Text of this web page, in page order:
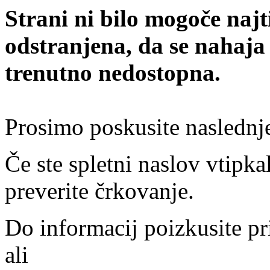
Strani ni bilo mogoče
odstranjena, da se
trenutno nedostopna.
Prosimo poskusite
Če ste spletni naslov
preverite črkovanje.
Do informacij poizkusite
ali